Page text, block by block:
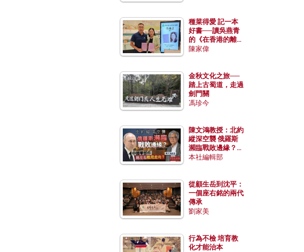
種菜得愛 記一本
好書──讀吳燕青
的《在香港的離島
種菜》
陳家偉
金秋文化之旅──
踏上古蜀道，走過
劍門關
馮珍今
陳文鴻教授：北約
縱深空襲 俄羅斯
瀕臨戰敗邊緣？中
國零部件能左右戰
本社編輯部
從顧生岳到沈平：
一個座右銘的兩代
傳承
劉家美
行為不檢 培育教
化才能治本